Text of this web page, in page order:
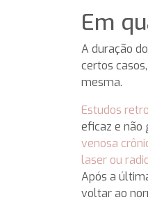
Em
A duração
certos
mesma.
Estudos
eficaz e não
venosa
laser ou
Após a
voltar ao